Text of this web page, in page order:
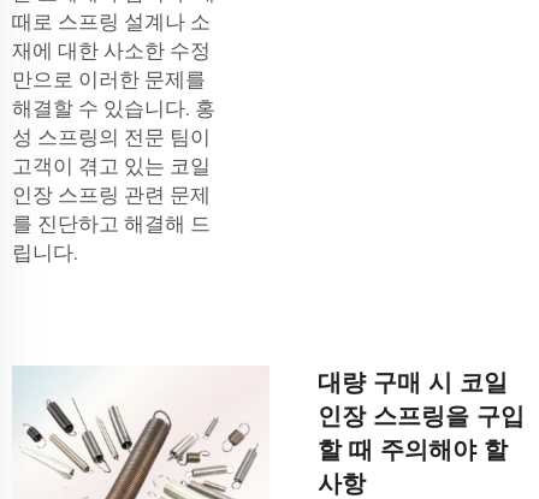
때로 스프링 설계나 소
재에 대한 사소한 수정
만으로 이러한 문제를
해결할 수 있습니다. 홍
성 스프링의 전문 팀이
고객이 겪고 있는 코일
인장 스프링 관련 문제
를 진단하고 해결해 드
립니다.
대량 구매 시 코일
인장 스프링을 구입
할 때 주의해야 할
사항